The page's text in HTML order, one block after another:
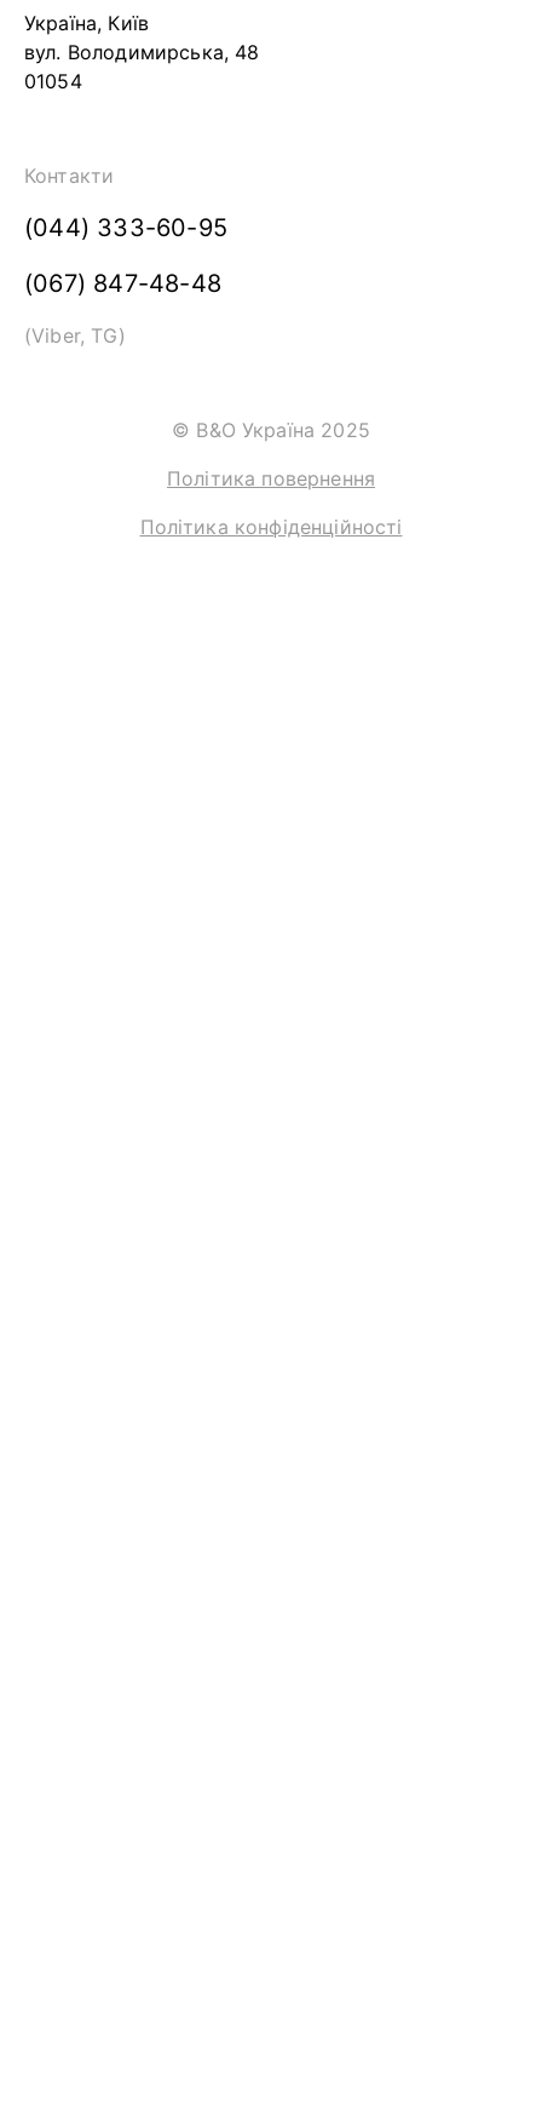
Україна, Київ
вул. Володимирська, 48
01054
Контакти
(044) 333-60-95
(067) 847-48-48
(Viber, TG)
© B&O Україна 2025
Політика повернення
Політика конфіденційності